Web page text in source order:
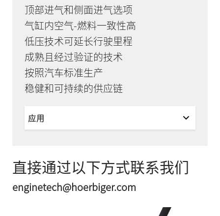
顶部进气和侧面进气选项
气缸内空气-燃料一致性高
低压技术可延长行驶里程
成熟且经过验证的技术
按照汽车标准生产
稳健和可持续的供应链
应用
直接通过以下方式联系我们
enginetech@hoerbiger.com